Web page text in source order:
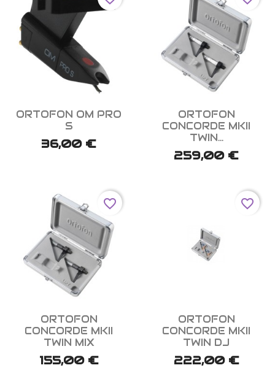
Aperçu rapide
ORTOFON OM PRO
S
36,00 €
Aperçu rapide
ORTOFON
CONCORDE MKII
TWIN...
259,00 €
Aperçu rapide
ORTOFON
CONCORDE MKII
TWIN MIX
155,00 €
favorite_border
Aperçu rapide
ORTOFON
CONCORDE MKII
TWIN DJ
222,00 €
favorite_border